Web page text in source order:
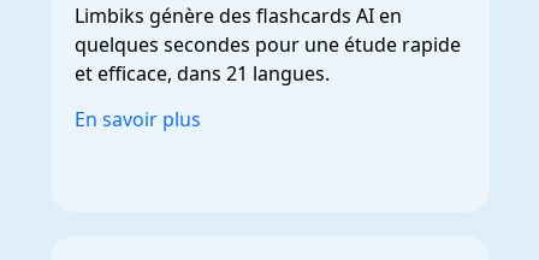
Limbiks génère des flashcards AI en
quelques secondes pour une étude rapide
et efficace, dans 21 langues.
En savoir plus